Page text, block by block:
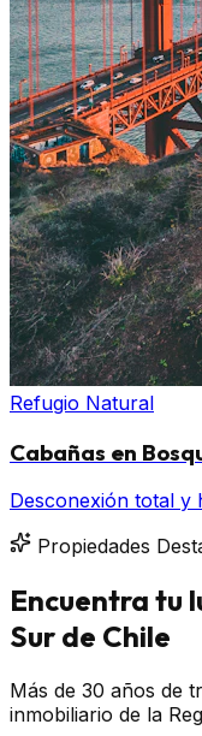
Refugio Natural
Cabañas en
Desconexión total y
Propiedades
Encuentra tu
Sur de Chile
Más de 30 años de
inmobiliario de la